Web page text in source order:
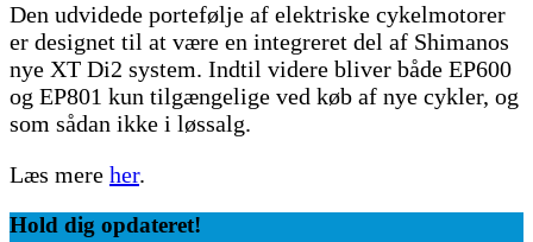
Den udvidede portefølje af elektriske cykelmotorer
er designet til at være en integreret del af Shimanos
nye XT Di2 system. Indtil videre bliver både EP600
og EP801 kun tilgængelige ved køb af nye cykler, og
som sådan ikke i løssalg.
Læs mere her.
Hold dig opdateret!